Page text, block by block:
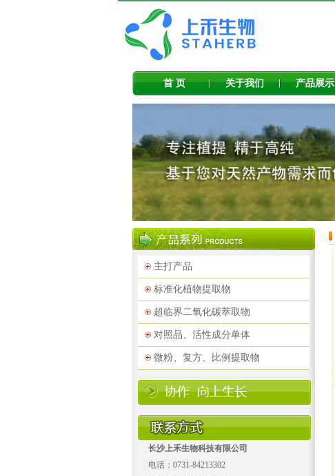
首 页 关于我们 产品展示
主打产品
标准化植物提取物
超临界二氧化碳萃取物
对照品、活性成分单体
微粉、复方、比例提取物
长沙上禾生物科技有限公司
电话：0731-84213302